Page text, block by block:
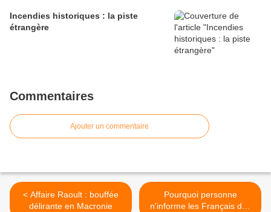
Incendies historiques : la piste
étrangère
Commentaires
Ajouter un commentaire
< Affaire Raoult : bouffée
délirante en Macronie
Pourquoi personne
n'informe les Français des